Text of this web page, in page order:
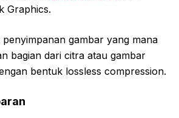
Graphics.
gambar yang mana
bagian dari citra atau gambar
bentuk lossless compression.